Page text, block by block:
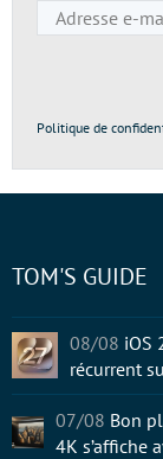
Politique de
TOM'S GUIDE
08/08 iOS
récurrent
07/08 Bon
4K s’affiche